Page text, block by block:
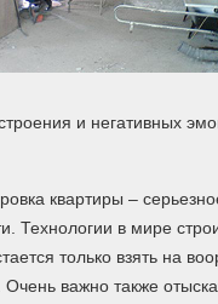
и негативных
квартиры –
Технологии в мире
только взять на
Очень важно также